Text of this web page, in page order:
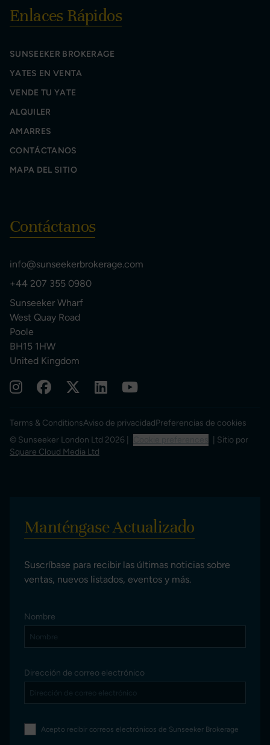
Enlaces Rápidos
SUNSEEKER BROKERAGE
YATES EN VENTA
VENDE TU YATE
ALQUILER
AMARRES
CONTÁCTANOS
MAPA DEL SITIO
Contáctanos
info@sunseekerbrokerage.com
+44 207 355 0980
Sunseeker Wharf
West Quay Road
Poole
BH15 1HW
United Kingdom
Terms & ConditionsAviso de privacidadPreferencias de cookies
© Sunseeker London Ltd 2026 |
| Sitio por
Square Cloud Media Ltd
Manténgase Actualizado
Suscríbase para recibir las últimas noticias sobre
ventas, nuevos listados, eventos y más.
Nombre
Dirección de correo electrónico
Acepto recibir correos electrónicos de Sunseeker Brokerage